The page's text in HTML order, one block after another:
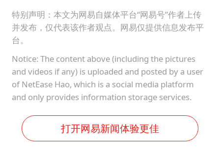
特别声明：本文为网易自媒体平台“网易号”作者上传
并发布，仅代表该作者观点。网易仅提供信息发布平
台。
Notice: The content above (including the pictures
and videos if any) is uploaded and posted by a user
of NetEase Hao, which is a social media platform
and only provides information storage services.
打开网易新闻体验更佳